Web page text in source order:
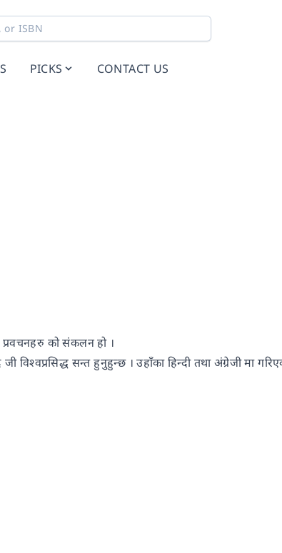
PICKS CONTACT US
प्रवचनहरु को संकलन हो ।
विश्वप्रसिद्ध सन्त हुनुहुन्छ । उहाँका हिन्दी तथा अंग्रेजी मा